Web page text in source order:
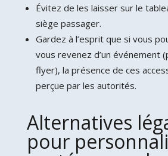
Évitez de les laisser sur le
siège passager.
Gardez à l’esprit que si vous
vous revenez d’un événement
flyer), la présence de ces
perçue par les autorités.
Alternatives
pour